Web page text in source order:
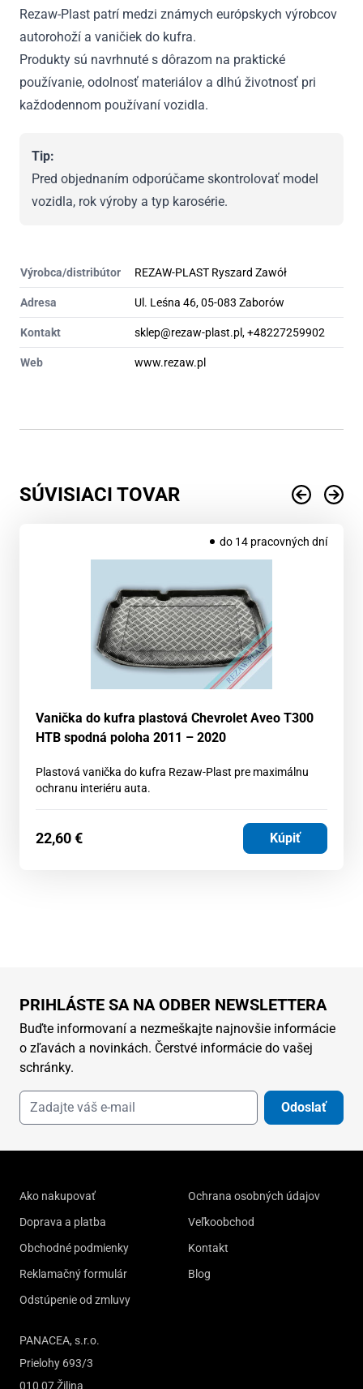
Rezaw-Plast patrí medzi známych európskych výrobcov
autorohoží a vaničiek do kufra.
Produkty sú navrhnuté s dôrazom na praktické
používanie, odolnosť materiálov a dlhú životnosť pri
každodennom používaní vozidla.
Tip:
Pred objednaním odporúčame skontrolovať model
vozidla, rok výroby a typ karosérie.
Výrobca/distribútor REZAW-PLAST Ryszard Zawół
Adresa Ul. Leśna 46, 05-083 Zaborów
Kontakt sklep@rezaw-plast.pl, +48227259902
Web www.rezaw.pl
SÚVISIACI TOVAR
do 14 pracovných dní
Vanička do kufra plastová Chevrolet Aveo T300
HTB spodná poloha 2011 – 2020
Plastová vanička do kufra Rezaw-Plast pre maximálnu
ochranu interiéru auta.
22,60€ Kúpiť
PRIHLÁSTE SA NA ODBER NEWSLETTERA
Buďte informovaní a nezmeškajte najnovšie informácie
o zľavách a novinkách. Čerstvé informácie do vašej
schránky.
Odoslať
Ako nakupovať
Doprava a platba
Obchodné podmienky
Reklamačný formulár
Odstúpenie od zmluvy
Ochrana osobných údajov
Veľkoobchod
Kontakt
Blog
PANACEA, s.r.o.
Prielohy 693/3
010 07 Žilina